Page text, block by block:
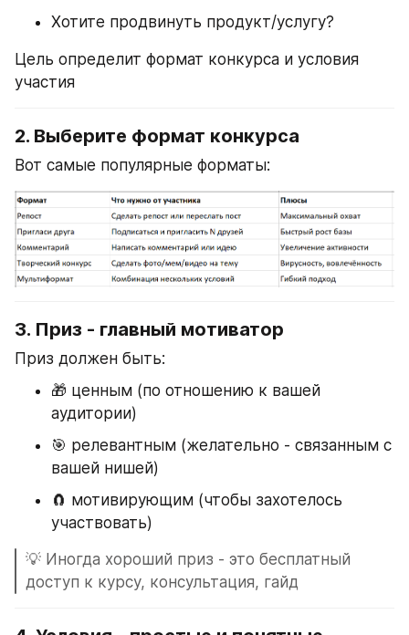
Хотите продвинуть продукт/услугу?
Цель определит формат конкурса и условия
участия
2. Выберите формат конкурса
Вот самые популярные форматы:
3. Приз - главный мотиватор
Приз должен быть:
🎁 ценным (по отношению к вашей
аудитории)
🎯 релевантным (желательно - связанным с
вашей нишей)
🧲 мотивирующим (чтобы захотелось
участвовать)
💡 Иногда хороший приз - это бесплатный
доступ к курсу, консультация, гайд